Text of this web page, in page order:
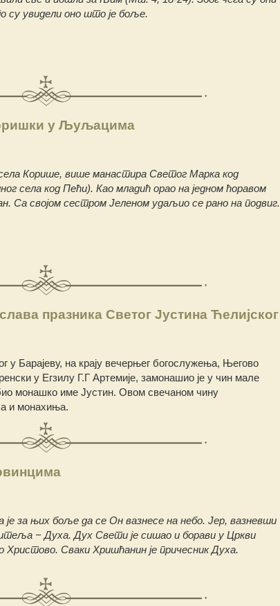
су увидели оно што је боље.
у Љуљацима
Корише, више манастира Светог Марка код
села код Пећи). Као младић орао на једном ћоравом
Са својом сестром Јеленом удаљио се рано на подвиг.
празника Светог Јустина Ћелијског
у Барајеву, на крају вечерњег богослужења, Његово
у Егзилу Г.Г Артемије, замонашио је у чин мале
монашко име Јустин. Овом свечаном чину
и монахиња.
је за њих боље да се Он вазнесе на небо. Јер, вазневши
− Духа. Дух Свети је сишао и борави у Цркви
Христово. Сваки Хришћанин је причесник Духа.